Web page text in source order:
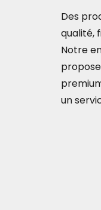
Des
qualité,
Notre
un